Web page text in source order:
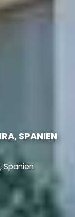
SPANIEN
Spanien